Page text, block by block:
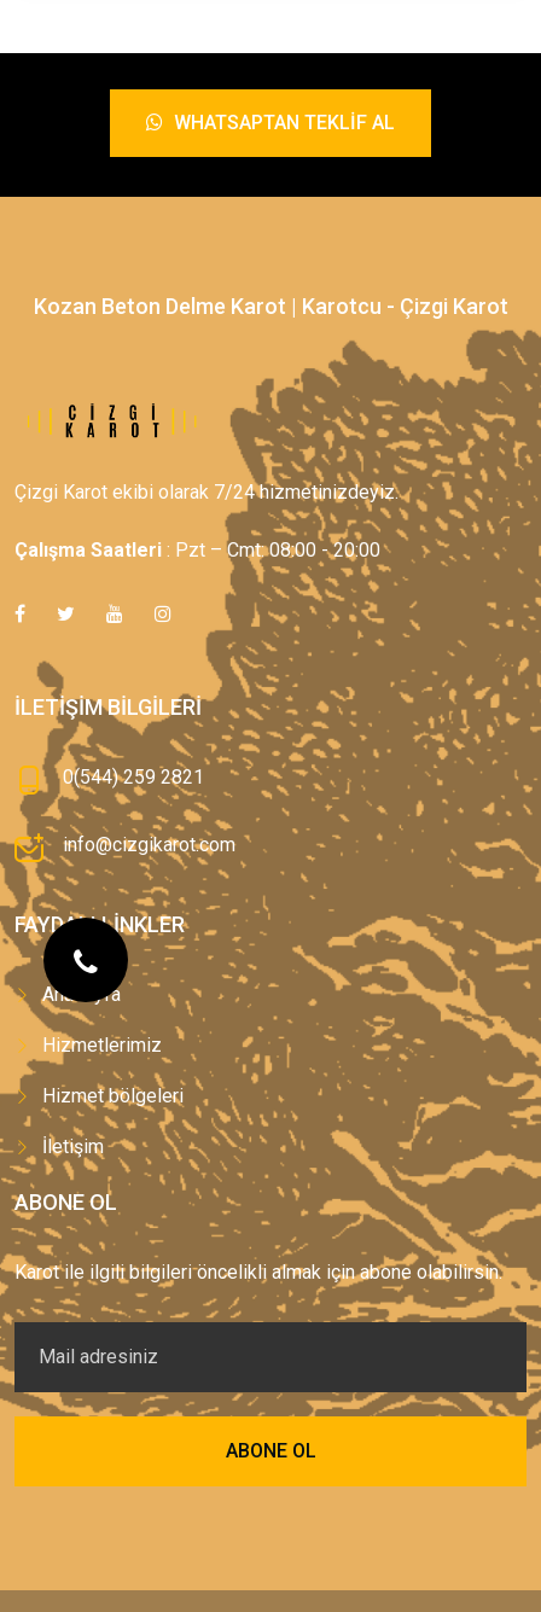
WHATSAPTAN TEKLIF AL
Kozan Beton Delme Karot | Karotcu - Çizgi Karot
Çizgi Karot ekibi olarak 7/24 hizmetinizdeyiz.
Çalışma Saatleri : Pzt – Cmt: 08:00 - 20:00
İLETIŞIM BILGILERI
0(544) 259 2821
info@cizgikarot.com
FAYDALI LINKLER
Anasayfa
Hizmetlerimiz
Hizmet bölgeleri
İletişim
ABONE OL
Karot ile ilgili bilgileri öncelikli almak için abone olabilirsin.